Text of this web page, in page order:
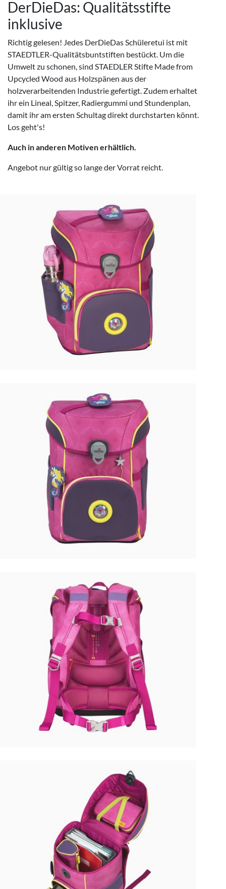
DerDieDas: Qualitätsstifte
inklusive
Richtig gelesen! Jedes DerDieDas Schüleretui ist mit
STAEDTLER-Qualitätsbuntstiften bestückt. Um die
Umwelt zu schonen, sind STAEDLER Stifte Made from
Upcycled Wood aus Holzspänen aus der
holzverarbeitenden Industrie gefertigt. Zudem erhaltet
ihr ein Lineal, Spitzer, Radiergummi und Stundenplan,
damit ihr am ersten Schultag direkt durchstarten könnt.
Los geht's!
Auch in anderen Motiven erhältlich.
Angebot nur gültig so lange der Vorrat reicht.